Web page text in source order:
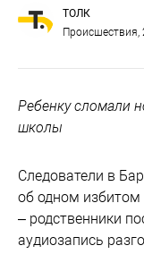
ТОЛК
Происшествия,
Ребенку сломали
школы
Следователи в
об одном
– родственники
аудиозапись